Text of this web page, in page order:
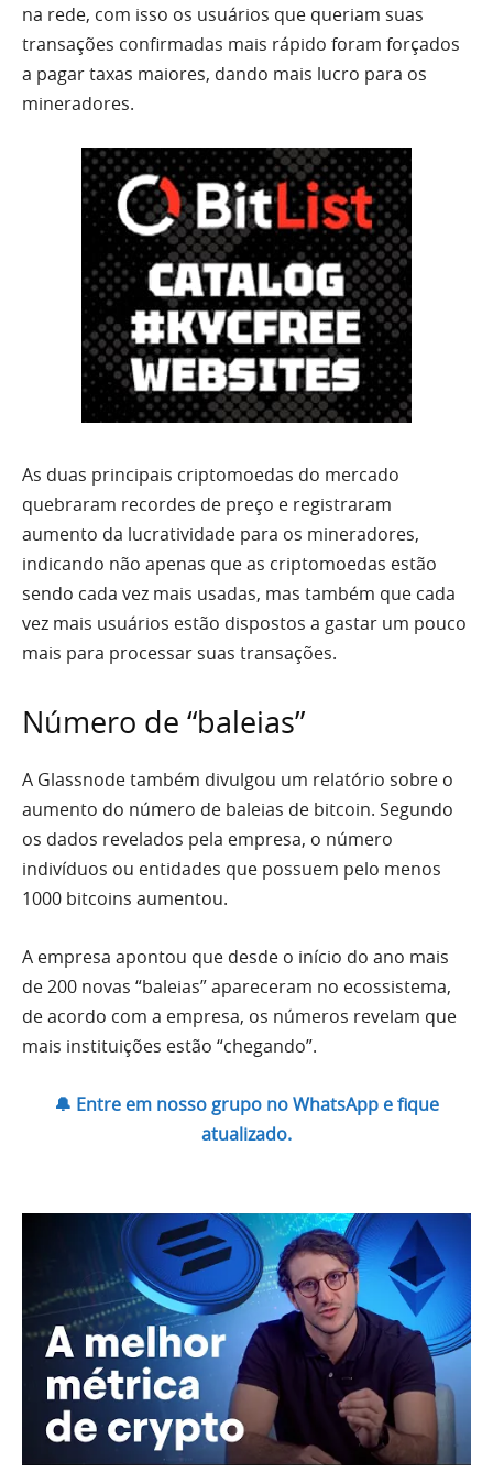
na rede, com isso os usuários que queriam suas
transações confirmadas mais rápido foram forçados
a pagar taxas maiores, dando mais lucro para os
mineradores.
As duas principais criptomoedas do mercado
quebraram recordes de preço e registraram
aumento da lucratividade para os mineradores,
indicando não apenas que as criptomoedas estão
sendo cada vez mais usadas, mas também que cada
vez mais usuários estão dispostos a gastar um pouco
mais para processar suas transações.
Número de “baleias”
A Glassnode também divulgou um relatório sobre o
aumento do número de baleias de bitcoin. Segundo
os dados revelados pela empresa, o número
indivíduos ou entidades que possuem pelo menos
1000 bitcoins aumentou.
A empresa apontou que desde o início do ano mais
de 200 novas “baleias” apareceram no ecossistema,
de acordo com a empresa, os números revelam que
mais instituições estão “chegando”.
🔔 Entre em nosso grupo no WhatsApp e fique
atualizado.